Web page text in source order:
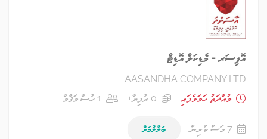
އޮފިސަރ - މެޑިކަލް އޮޑިޓް
AASANDHA COMPANY LTD
މުއްދަތު ހަމަވެފައި
0 ރުފިޔާ+ 1 ހުސް މަޤާމް
7 މަސް ކުރިން ބަލާލުމަށް